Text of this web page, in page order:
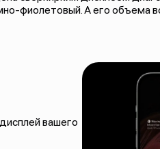
фиолетовый. А его объема
вашего